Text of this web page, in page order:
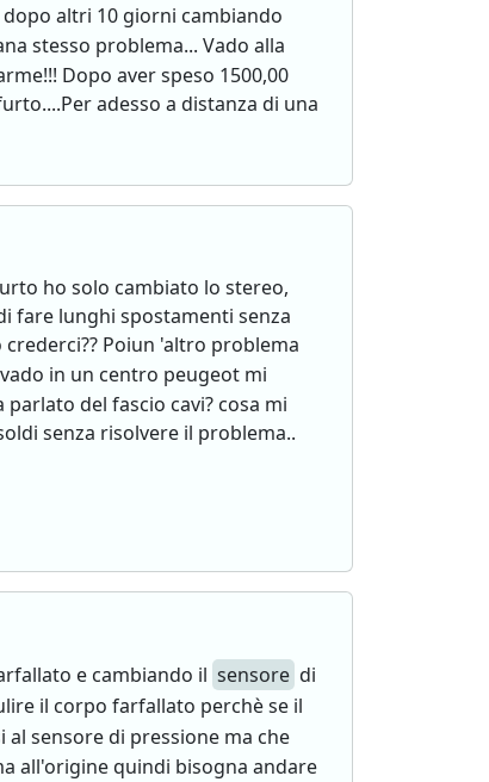
altri 10 giorni cambiando
stesso problema... Vado alla
Dopo aver speso 1500,00
adesso a distanza di una
ho solo cambiato lo stereo,
fare lunghi spostamenti senza
Poiun 'altro problema
in un centro peugeot mi
del fascio cavi? cosa mi
senza risolvere il problema..
e cambiando il sensore di
il corpo farfallato perchè se il
al sensore di pressione ma che
all'origine quindi bisogna andare